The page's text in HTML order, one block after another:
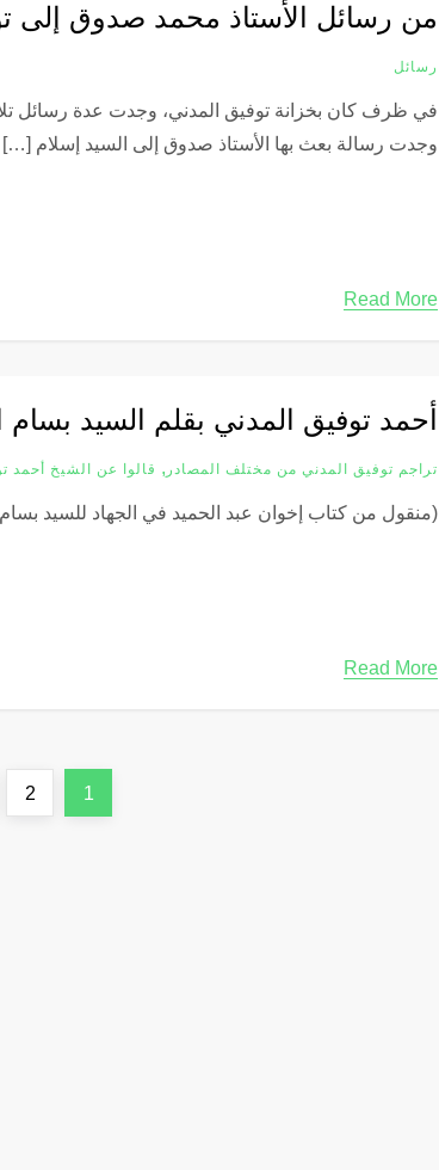
من رسائل الأستاذ محمد صدوق إلى
رسائل
في ظرف كان بخزانة توفيق المدني، وجدت عدة رسائل
وجدت رسالة بعث بها الأستاذ صدوق إلى السيد إسلام […]
Read More
أحمد توفيق المدني بقلم السيد
تراجم توفيق المدني من مختلف المصادر , قالوا عن الشيخ أحمد
(منقول من كتاب إخوان عبد الحميد في الجهاد للسيد
Read More
Page1
Page
2